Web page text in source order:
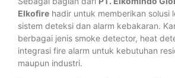
Elkofire hadir untuk memberikan solusi
sistem deteksi dan alarm kebakaran.
berbagai jenis smoke detector, heat
integrasi fire alarm untuk kebutuhan
maupun industri.